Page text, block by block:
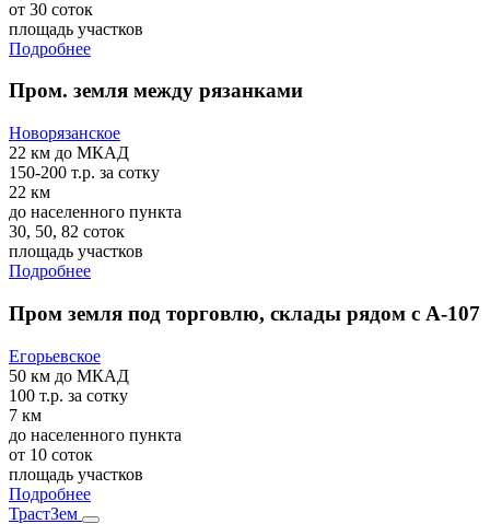
от 30 соток
площадь участков
Подробнее
Пром. земля между рязанками
Новорязанское
22 км до МКАД
150-200 т.р. за сотку
22 км
до населенного пункта
30, 50, 82 соток
площадь участков
Подробнее
Пром земля под торговлю, склады рядом с А-107
Егорьевское
50 км до МКАД
100 т.р. за сотку
7 км
до населенного пункта
от 10 соток
площадь участков
Подробнее
ТрастЗем